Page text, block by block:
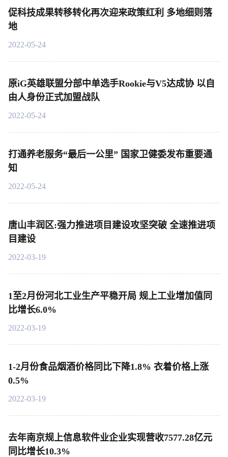
促科技成果转移转化再次迎来政策红利 多地细则落
地
2022-05-24
原iG英雄联盟分部中单选手Rookie与V5达成协 以自
由人身份正式加盟战队
2022-05-24
打通养老服务“最后一公里” 国家卫健委发布重要通
知
2022-05-24
唐山丰润区:强力推进项目建设攻坚突破 全速推进项
目建设
2022-03-19
1至2月份河北工业生产平稳开局 规上工业增加值同
比增长6.0%
2022-03-19
1-2月份食品烟酒价格同比下降1.8% 衣着价格上涨
0.5%
2022-03-19
去年南京规上信息软件业企业实现营收7577.28亿元
同比增长10.3%